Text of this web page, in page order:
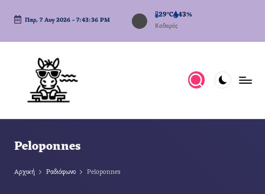
Μετάβαση
σε
περιεχόμενο
Παρ, 7 Αυγ 2026- 7:43:37 PM
29°C 43%
Καθαρός
Peloponnes
Αρχική Ραδιόφωνο Peloponnes